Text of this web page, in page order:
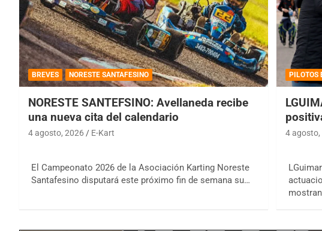
BREVES NORESTE SANTAFESINO
NORESTE SANTEFSINO: Avellaneda recibe
una nueva cita del calendario
4 agosto, 2026 E-Kart
El Campeonato 2026 de la Asociación Karting Noreste
Santafesino disputará este próximo fin de semana su…
PILOTOS
4 agosto,